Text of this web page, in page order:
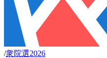
/衆院選2026